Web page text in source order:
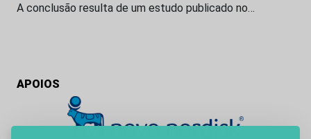
A conclusão resulta de um estudo publicado no…
APOIOS